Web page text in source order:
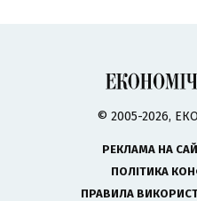
© 2005-2026,
РЕКЛАМА НА
ПОЛІТИКА
ПРАВИЛА